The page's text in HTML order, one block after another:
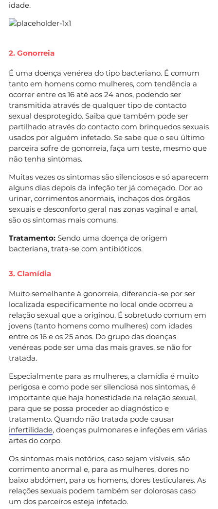
idade.
2. Gonorreia
É uma doença venérea do tipo bacteriano. É comum
tanto em homens como mulheres, com tendência a
ocorrer entre os 16 até aos 24 anos, podendo ser
transmitida através de qualquer tipo de contacto
sexual desprotegido. Saiba que também pode ser
partilhado através do contacto com brinquedos sexuais
usados por alguém infetado. Se sabe que o seu último
parceira sofre de gonorreia, faça um teste, mesmo que
não tenha sintomas.
Muitas vezes os sintomas são silenciosos e só aparecem
alguns dias depois da infeção ter já começado. Dor ao
urinar, corrimentos anormais, inchaços dos órgãos
sexuais e desconforto geral nas zonas vaginal e anal,
são os sintomas mais comuns.
Tratamento: Sendo uma doença de origem
bacteriana, trata-se com antibióticos.
3. Clamídia
Muito semelhante à gonorreia, diferencia-se por ser
localizada especificamente no local onde ocorreu a
relação sexual que a originou. É sobretudo comum em
jovens (tanto homens como mulheres) com idades
entre os 16 e os 25 anos. Do grupo das doenças
venéreas pode ser uma das mais graves, se não for
tratada.
Especialmente para as mulheres, a clamídia é muito
perigosa e como pode ser silenciosa nos sintomas, é
importante que haja honestidade na relação sexual,
para que se possa proceder ao diagnóstico e
tratamento. Quando não tratada pode causar
infertilidade, doenças pulmonares e infeções em várias
artes do corpo.
Os sintomas mais notórios, caso sejam visíveis, são
corrimento anormal e, para as mulheres, dores no
baixo abdómen, para os homens, dores testiculares. As
relações sexuais podem também ser dolorosas caso
um dos parceiros esteja infetado.